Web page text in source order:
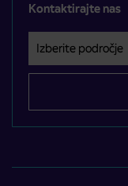
Kontaktirajte nas
Izberite področje
Področje je